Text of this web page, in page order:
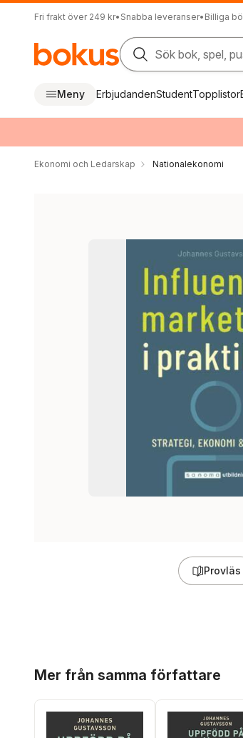
Fri frakt över 249 kr• Snabba leveranser• Billiga
Sök bok, spel,
Meny ErbjudandenStudentTopplistor
Ekonomi och Ledarskap Nationalekonomi
Provläs
Mer från samma författare